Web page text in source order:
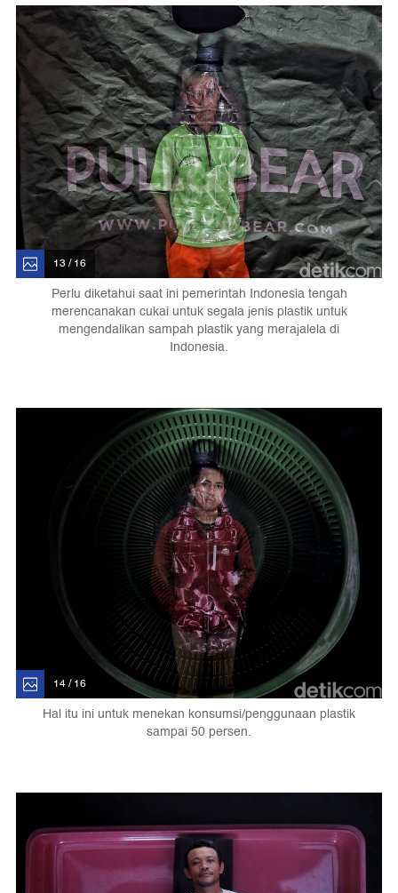
13 / 16
Perlu diketahui saat ini pemerintah Indonesia tengah
merencanakan cukai untuk segala jenis plastik untuk
mengendalikan sampah plastik yang merajalela di
Indonesia.
14 / 16
Hal itu ini untuk menekan konsumsi/penggunaan plastik
sampai 50 persen.